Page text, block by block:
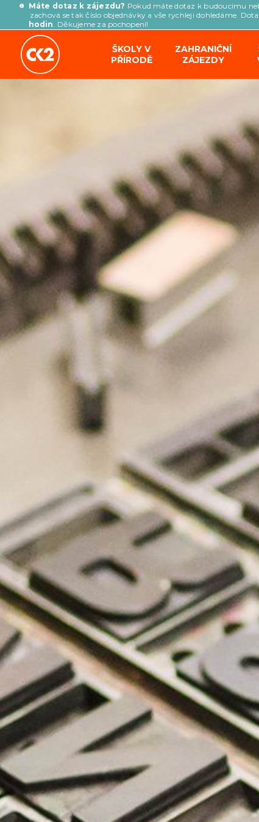
Máte dotaz k zájezdu? Pokud máte dotaz k budoucímu
zachová se tak číslo objednávky a vše rychleji dohledáme.
hodin . Děkujeme za pochopení!
ŠKOLY V
PŘÍRODĚ
ZAHRANIČNÍ
ZÁJEZDY